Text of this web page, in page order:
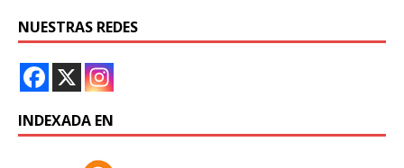
NUESTRAS REDES
INDEXADA EN